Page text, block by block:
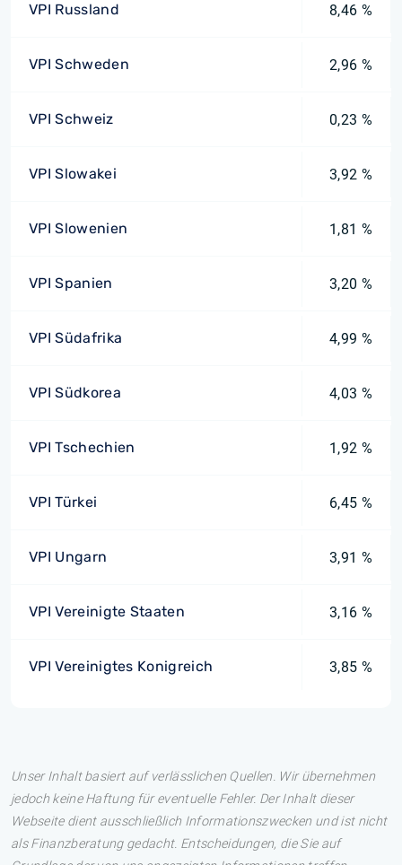
VPI Russland 8,46 %
VPI Schweden 2,96 %
VPI Schweiz 0,23 %
VPI Slowakei 3,92 %
VPI Slowenien 1,81 %
VPI Spanien 3,20 %
VPI Südafrika 4,99 %
VPI Südkorea 4,03 %
VPI Tschechien 1,92 %
VPI Türkei 6,45 %
VPI Ungarn 3,91 %
VPI Vereinigte Staaten 3,16 %
VPI Vereinigtes Konigreich 3,85 %
Unser Inhalt basiert auf verlässlichen Quellen. Wir übernehmen
jedoch keine Haftung für eventuelle Fehler. Der Inhalt dieser
Webseite dient ausschließlich Informationszwecken und ist nicht
als Finanzberatung gedacht. Entscheidungen, die Sie auf